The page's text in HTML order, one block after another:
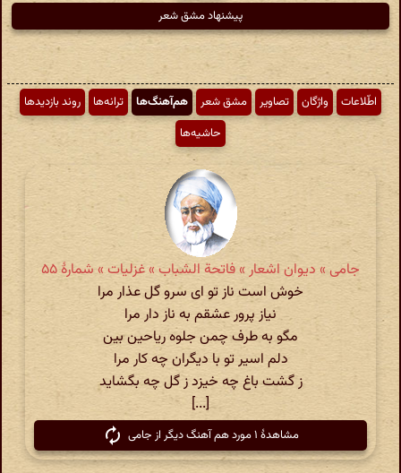
پیشنهاد مشق شعر
اطّلاعات واژگان تصاویر مشق شعر هم‌آهنگ‌ها ترانه‌ها
روند بازدیدها
حاشیه‌ها
جامی » دیوان اشعار » فاتحة الشباب » غزلیات » شمارهٔ ۵۵
خوش است ناز تو ای سرو گل عذار مرا
نیاز پرور عشقم به ناز دار مرا
مگو به طرف چمن جلوه ریاحین بین
دلم اسیر تو با دیگران چه کار مرا
ز گشت باغ چه خیزد ز گل چه بگشاید
[...]
مشاهدهٔ ۱ مورد هم آهنگ دیگر از جامی